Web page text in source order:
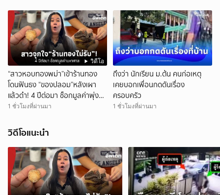
วิดีโอ
“สาวหอบทองพม่า”เข้าร้านทอง
โดนฟันธง “ของปลอม”หลังเผา
แล้วดำ! 4 ปีต่อมา ช็อกมูลค่าพุ่ง
มหาศาล!
1 ชั่วโมงที่ผ่านมา
ถึงว่า นักเรียน ม.ต้น คนก่อเหตุ
เคยบอกเพื่อนกดดันเรื่อง
ครอบครัว
1 ชั่วโมงที่ผ่านมา
วิดีโอแนะนำ